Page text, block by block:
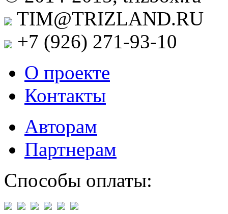
TIM@TRIZLAND.RU
+7 (926) 271-93-10
О проекте
Контакты
Авторам
Партнерам
Способы оплаты: